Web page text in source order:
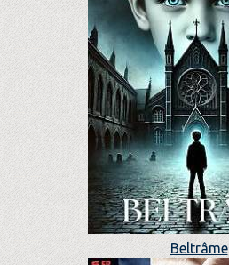
Beltrâme